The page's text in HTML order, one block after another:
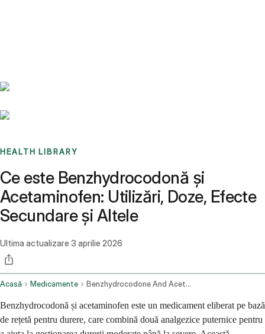
HEALTH LIBRARY
Ce este Benzhydrocodonă și
Acetaminofen: Utilizări, Doze, Efecte
Secundare și Altele
Ultima actualizare 3 aprilie 2026
Acasă Medicamente Benzhydrocodone And Acetaminophen Oral Route
Benzhydrocodonă și acetaminofen este un medicament eliberat pe bază
de rețetă pentru durere, care combină două analgezice puternice pentru